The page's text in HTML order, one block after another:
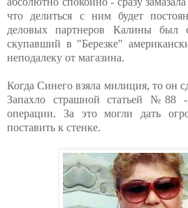
что делиться с ним будет
деловых партнеров Калины был
скупавший в "Березке"
неподалеку от магазина.
Когда Синего взяла милиция, то он
Запахло страшной статьей №88
операции. За это могли дать
поставить к стенке.